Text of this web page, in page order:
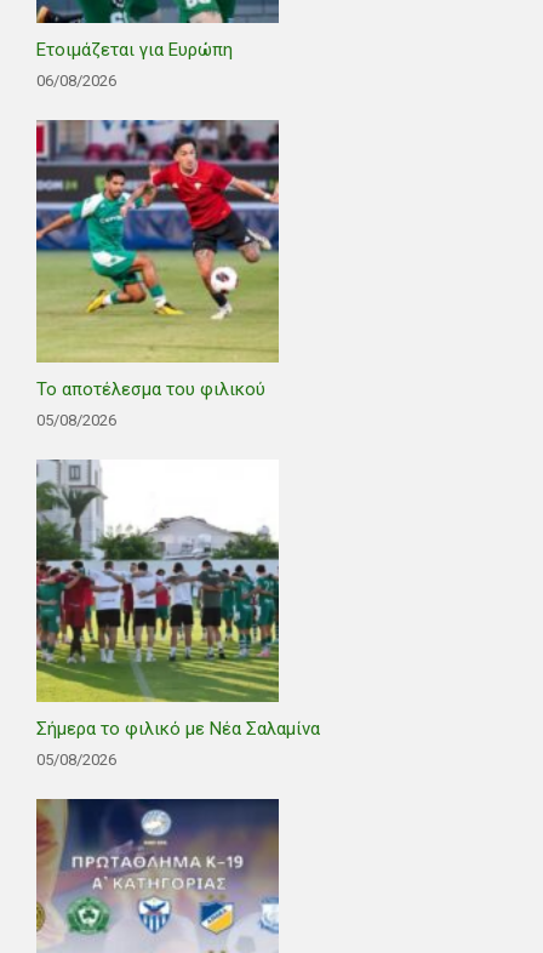
Ετοιμάζεται για Ευρώπη
06/08/2026
Το αποτέλεσμα του φιλικού
05/08/2026
Σήμερα το φιλικό με Νέα Σαλαμίνα
05/08/2026